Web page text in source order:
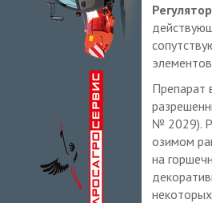
Препарат
№ 2029).
озимом
на